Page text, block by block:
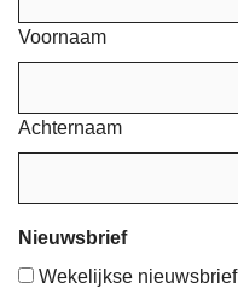
Voornaam
Achternaam
Nieuwsbrief
Wekelijkse nieuwsbrief